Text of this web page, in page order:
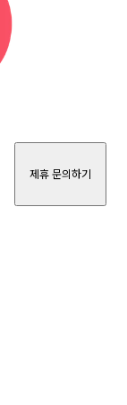
제휴 문의하기